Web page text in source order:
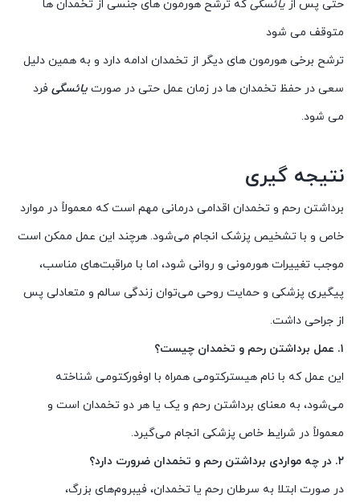
حتی پس از یائسگی که ترشح هورمون های جنسی از تخمدان ها
متوقف می شود
ترشح برخی هورمون های دیگر از تخمدان ادامه دارد و به همین دلیل
سعی در حفظ تخمدان ها در زمان عمل حتی در صورت یائسگی فرد
می شود.
نتیجه گیری
برداشتن رحم و تخمدان اقدامی درمانی مهم است که معمولاً در موارد
خاص و با تشخیص پزشک انجام می‌شود. هرچند این عمل ممکن است
موجب تغییرات هورمونی و روانی شود، اما با مراقبت‌های مناسب،
پیگیری پزشکی و حمایت روحی می‌توان زندگی سالم و متعادلی پس
از جراحی داشت.
۱. عمل برداشتن رحم و تخمدان چیست؟
این عمل که با نام هیسترکتومی همراه با اوفورکتومی شناخته
می‌شود، به معنای برداشتن رحم و یک یا هر دو تخمدان است و
معمولاً در شرایط خاص پزشکی انجام می‌گیرد.
۲. در چه مواردی برداشتن رحم و تخمدان ضرورت دارد؟
در صورت ابتلا به سرطان رحم یا تخمدان، فیبروم‌های بزرگ،